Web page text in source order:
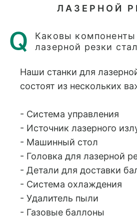
ЛАЗЕРНОЙ
Каковы компоненты
лазерной резки
Наши станки для
состоят из нескольких
- Система управления
- Источник лазерного
- Машинный стол
- Головка для лазерной
- Детали для доставки
- Система охлаждения
- Удалитель пыли
- Газовые баллоны